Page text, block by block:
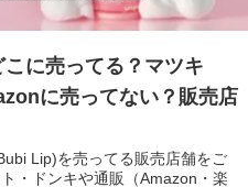
に売ってる？マツキ
に売ってない？販売店
Lip)を売ってる販売店舗をご
・ドンキや通販（Amazon・楽